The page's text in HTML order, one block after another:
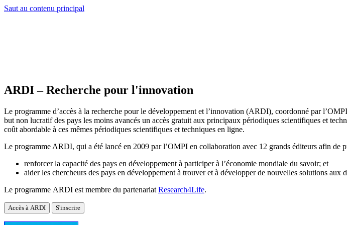
Saut au contenu principal
ARDI – Recherche pour l'innovation
Le programme d’accès à la recherche pour le développement et l’innovation (ARDI), coordonné par
but non lucratif des pays les moins avancés un accès gratuit aux principaux périodiques scientifiques et
coût abordable à ces mêmes périodiques scientifiques et techniques en ligne.
Le programme ARDI, qui a été lancé en 2009 par l’OMPI en collaboration avec 12 grands éditeurs afin de
renforcer la capacité des pays en développement à participer à l’économie mondiale du savoir; et
aider les chercheurs des pays en développement à trouver et à développer de nouvelles solutions
Le programme ARDI est membre du partenariat Research4Life.
Accès à ARDI S'inscrire